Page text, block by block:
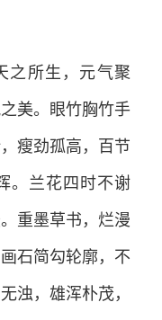
之所生，元气聚
美。眼竹胸竹手
瘦劲孤高，百节
。兰花四时不谢
重墨草书，烂漫
石简勾轮廓，不
浊，雄浑朴茂，